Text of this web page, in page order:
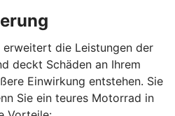
erweitert die Leistungen der
deckt Schäden an Ihrem
Einwirkung entstehen. Sie
Sie ein teures Motorrad in